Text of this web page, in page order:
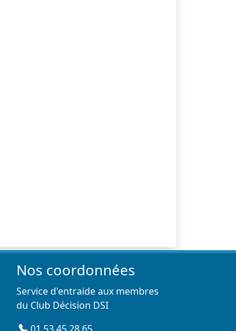
Nos coordonnées
Service d'entraide aux membres
du Club Décision DSI